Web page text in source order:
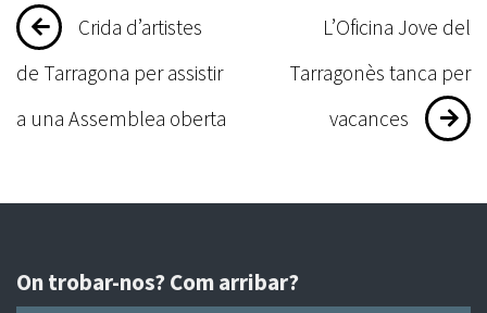
Navegació
d'entrades
Crida d’artistes
de Tarragona per assistir
a una Assemblea oberta
L’Oficina Jove del
Tarragonès tanca per
vacances
On trobar-nos? Com arribar?